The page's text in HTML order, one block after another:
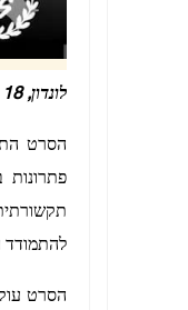
לונדון, 18 ביוני 2026, וואפא
הסרט